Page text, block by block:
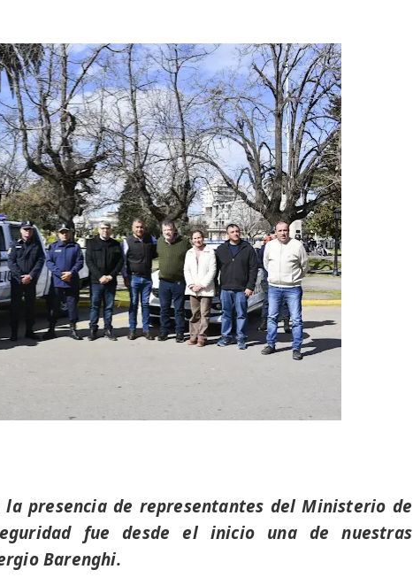
presencia de representantes del Ministerio de
fue desde el inicio una de nuestras
Barenghi.